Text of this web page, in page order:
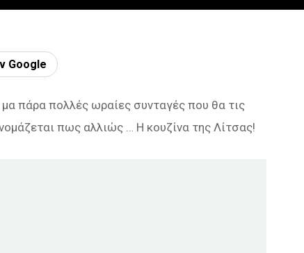
Google
πάρα πολλές ωραίες συνταγές που θα τις
πως αλλιώς … Η κουζίνα της Λίτσας!